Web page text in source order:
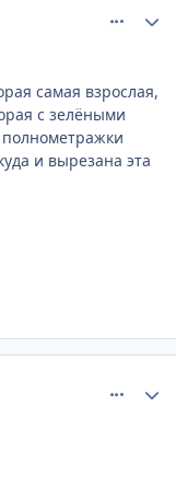
самая взрослая,
с зелёными
и вырезана эта